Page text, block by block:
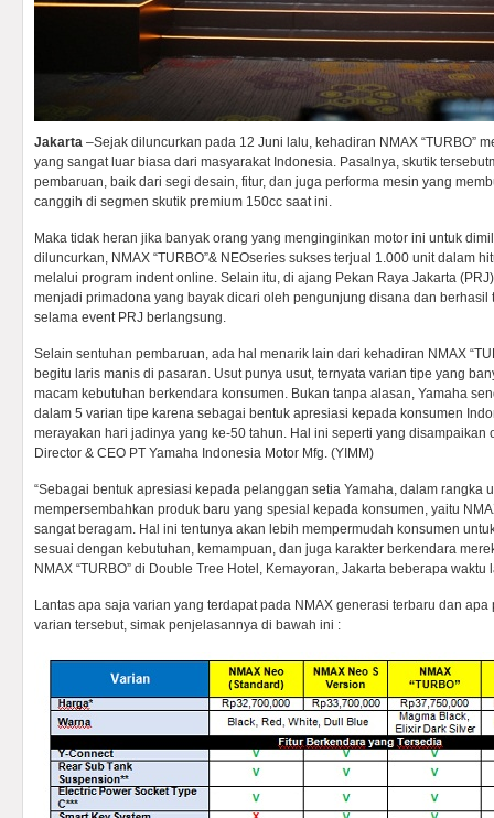
Jakarta –Sejak diluncurkan pada 12 Juni lalu, kehadiran NMAX “TURBO”
yang sangat luar biasa dari masyarakat Indonesia. Pasalnya, skutik
pembaruan, baik dari segi desain, fitur, dan juga performa mesin yang
canggih di segmen skutik premium 150cc saat ini.
Maka tidak heran jika banyak orang yang menginginkan motor ini untuk
diluncurkan, NMAX “TURBO”& NEOseries sukses terjual 1.000 unit dalam
melalui program indent online. Selain itu, di ajang Pekan Raya Jakarta
menjadi primadona yang bayak dicari oleh pengunjung disana dan berhasil
selama event PRJ berlangsung.
Selain sentuhan pembaruan, ada hal menarik lain dari kehadiran NMAX
begitu laris manis di pasaran. Usut punya usut, ternyata varian tipe yang
macam kebutuhan berkendara konsumen. Bukan tanpa alasan, Yamaha
dalam 5 varian tipe karena sebagai bentuk apresiasi kepada konsumen
merayakan hari jadinya yang ke-50 tahun. Hal ini seperti yang disampaikan
Director & CEO PT Yamaha Indonesia Motor Mfg. (YIMM)
“Sebagai bentuk apresiasi kepada pelanggan setia Yamaha, dalam rangka
mempersembahkan produk baru yang spesial kepada konsumen, yaitu
sangat beragam. Hal ini tentunya akan lebih mempermudah konsumen
sesuai dengan kebutuhan, kemampuan, dan juga karakter berkendara
NMAX “TURBO” di Double Tree Hotel, Kemayoran, Jakarta beberapa waktu
Lantas apa saja varian yang terdapat pada NMAX generasi terbaru dan
varian tersebut, simak penjelasannya di bawah ini :